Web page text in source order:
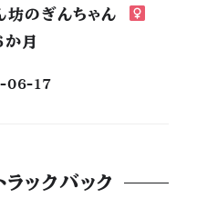
坊のぎんちゃん
か月
06-17
ックバック